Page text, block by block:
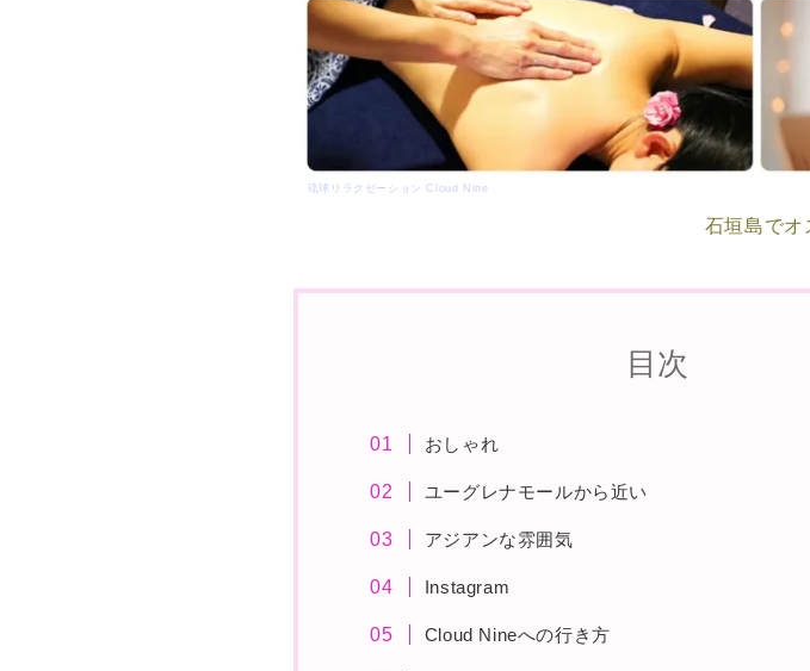
琉球リラクゼーション Cloud Nine
石垣島で
目次
おしゃれ
ユーグレナモールから近い
アジアンな雰囲気
Instagram
Cloud Nineへの行き方